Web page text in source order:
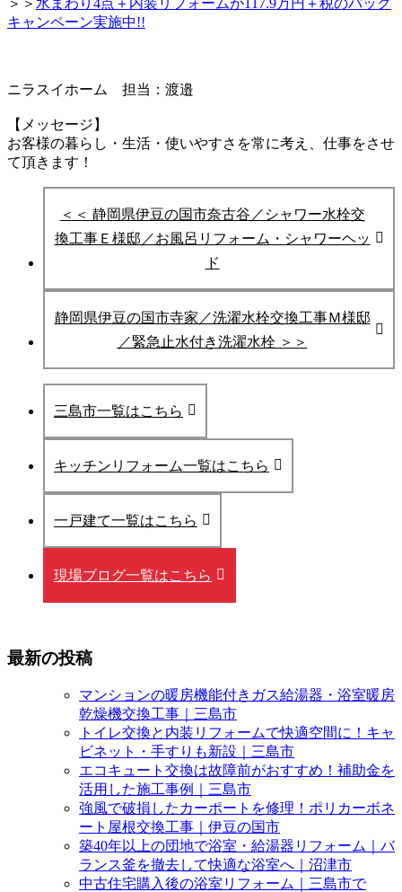
キャンペーン実施中!!
ニラスイホーム 担当：渡邉
【メッセージ】
お客様の暮らし・生活・使いやすさを常に考え、仕事をさせ
て頂きます！
＜＜ 静岡県伊豆の国市奈古谷／シャワー水栓交
換工事Ｅ様邸／お風呂リフォーム・シャワーヘッ
ド
静岡県伊豆の国市寺家／洗濯水栓交換工事Ｍ様邸
／緊急止水付き洗濯水栓 ＞＞
三島市一覧はこちら
キッチンリフォーム一覧はこちら
一戸建て一覧はこちら
現場ブログ一覧はこちら
最新の投稿
マンションの暖房機能付きガス給湯器・浴室暖房
乾燥機交換工事｜三島市
トイレ交換と内装リフォームで快適空間に！キャ
ビネット・手すりも新設｜三島市
エコキュート交換は故障前がおすすめ！補助金を
活用した施工事例｜三島市
強風で破損したカーポートを修理！ポリカーボネ
ート屋根交換工事｜伊豆の国市
築40年以上の団地で浴室・給湯器リフォーム｜バ
ランス釜を撤去して快適な浴室へ｜沼津市
中古住宅購入後の浴室リフォーム｜三島市で